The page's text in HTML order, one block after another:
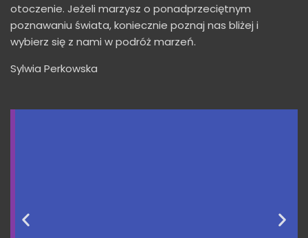
otoczenie. Jeżeli marzysz o ponadprzeciętnym
poznawaniu świata, koniecznie poznaj nas bliżej i
wybierz się z nami w podróż marzeń.
Sylwia Perkowska